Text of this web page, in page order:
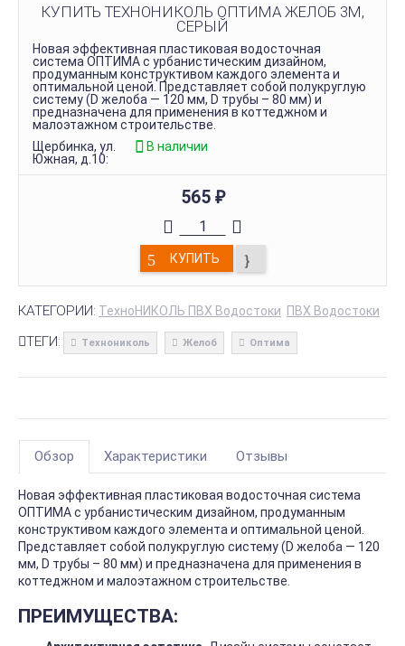
КУПИТЬ ТЕХНОНИКОЛЬ ОПТИМА ЖЕЛОБ 3М,
СЕРЫЙ
Новая эффективная пластиковая водосточная
система ОПТИМА с урбанистическим дизайном,
продуманным конструктивом каждого элемента и
оптимальной ценой. Представляет собой полукруглую
систему (D желоба — 120 мм, D трубы – 80 мм) и
предназначена для применения в коттеджном и
малоэтажном строительстве.
Щербинка, ул.
Южная, д.10:
В наличии
565 ₽
КУПИТЬ
КАТЕГОРИИ: ТехноНИКОЛЬ ПВХ Водостоки ПВХ Водостоки
ТЕГИ: Технониколь Желоб Оптима
Обзор Характеристики Отзывы
Новая эффективная пластиковая водосточная система
ОПТИМА с урбанистическим дизайном, продуманным
конструктивом каждого элемента и оптимальной ценой.
Представляет собой полукруглую систему (D желоба — 120
мм, D трубы – 80 мм) и предназначена для применения в
коттеджном и малоэтажном строительстве.
ПРЕИМУЩЕСТВА: